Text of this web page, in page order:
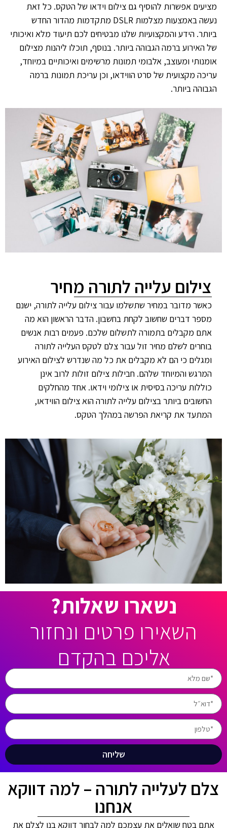
מציעים אפשרות להוסיף גם צילום וידאו של הטקס. כל זאת
נעשה באמצעות מצלמות DSLR מתקדמות מהדור החדש
ביותר. הידע והמקצועיות שלנו מבטיחים לכם תיעוד מלא ואיכותי
של האירוע ברמה הגבוהה ביותר. בנוסף, תוכלו ליהנות מצילום
אומנותי ומעוצב, אלבומי תמונות מרשימים ואיכותיים במיוחד,
עריכה מקצועית של סרט הווידאו, וכן עריכת תמונות ברמה
הגבוהה ביותר.
צילום עלייה לתורה מחיר
כאשר מדובר במחיר שתשלמו עבור צילום עלייה לתורה, ישנם
מספר דברים שחשוב לקחת בחשבון. הדבר הראשון הוא מה
אתם מקבלים בתמורה לתשלום שלכם. פעמים רבות אנשים
בוחרים לשלם מחיר זול עבור צלם לטקס העלייה לתורה
ומגלים כי הם לא מקבלים את כל מה שנדרש לצילום האירוע
המרגש והמיוחד שלהם. חבילות צילום זולות לרוב אינן
כוללות עריכה בסיסית או צילומי וידאו. אחד מהחלקים
החשובים ביותר בצילום עלייה לתורה הוא צילום הווידאו,
המתעד את קריאת הפרשה במהלך הטקס.
נשארו שאלות?
השאירו פרטים ונחזור
אליכם בהקדם
שליחה
צלם לעלייה לתורה – למה דווקא
אנחנו
אתם בטח שואלים את עצמכם למה לבחור דווקא בנו לצלם את